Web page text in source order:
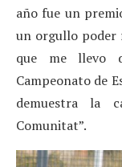
año fue un
un orgullo poder
que me llevo
Campeonato de
demuestra la
Comunitat”.